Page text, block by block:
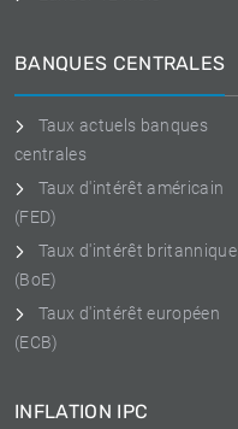
BANQUES CENTRALES
Taux actuels banques
centrales
Taux d'intérêt américain
(FED)
Taux d'intérêt britannique
(BoE)
Taux d'intérêt européen
(ECB)
INFLATION IPC